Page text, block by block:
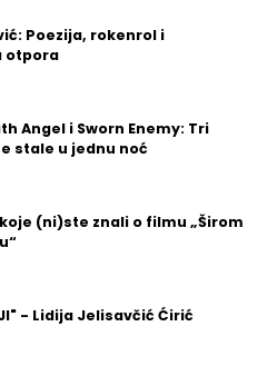
Poezija, rokenrol i
otpora
Angel i Sworn Enemy: Tri
stale u jednu noć
(ni)ste znali o filmu „Širom
- Lidija Jelisavčić Ćirić